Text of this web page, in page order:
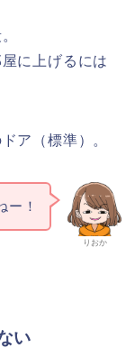
に上げるには
ア（標準）。
りおか
ー！
い